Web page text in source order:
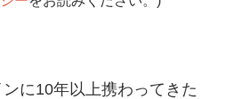
に10年以上携わってきた